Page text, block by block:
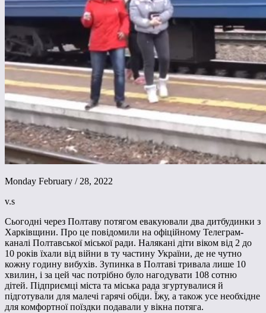
Monday February / 28, 2022
v.s
Сьогодні через Полтаву потягом евакуювали два дитбудинки з
Харківщини. Про це повідомили на офіційному Телеграм-
каналі Полтавської міської ради. Налякані діти віком від 2 до
10 років їхали від війни в ту частину України, де не чутно
кожну годину вибухів. Зупинка в Полтаві тривала лише 10
хвилин, і за цей час потрібно було нагодувати 108 сотню
дітей. Підприємці міста та міська рада згуртувалися й
підготували для малечі гарячі обіди. Їжу, а також усе необхідне
для комфортної поїздки подавали у вікна потяга.